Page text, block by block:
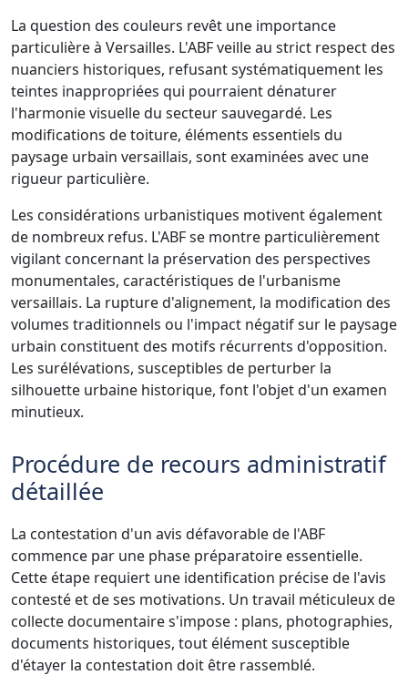
La question des couleurs revêt une importance
particulière à Versailles. L'ABF veille au strict respect des
nuanciers historiques, refusant systématiquement les
teintes inappropriées qui pourraient dénaturer
l'harmonie visuelle du secteur sauvegardé. Les
modifications de toiture, éléments essentiels du
paysage urbain versaillais, sont examinées avec une
rigueur particulière.
Les considérations urbanistiques motivent également
de nombreux refus. L'ABF se montre particulièrement
vigilant concernant la préservation des perspectives
monumentales, caractéristiques de l'urbanisme
versaillais. La rupture d'alignement, la modification des
volumes traditionnels ou l'impact négatif sur le paysage
urbain constituent des motifs récurrents d'opposition.
Les surélévations, susceptibles de perturber la
silhouette urbaine historique, font l'objet d'un examen
minutieux.
Procédure de recours administratif
détaillée
La contestation d'un avis défavorable de l'ABF
commence par une phase préparatoire essentielle.
Cette étape requiert une identification précise de l'avis
contesté et de ses motivations. Un travail méticuleux de
collecte documentaire s'impose : plans, photographies,
documents historiques, tout élément susceptible
d'étayer la contestation doit être rassemblé.